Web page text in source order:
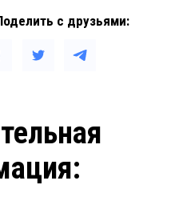
с друзьями: